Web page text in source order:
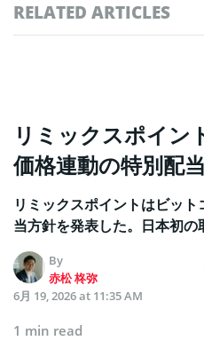
RELATED ARTICLES
リミックスポイン
価格連動の特別配
リミックスポイントはビッ
当方針を発表した。日本初の
By
赤松 柊弥
6月 19, 2026 at 11:35 AM
1 min read